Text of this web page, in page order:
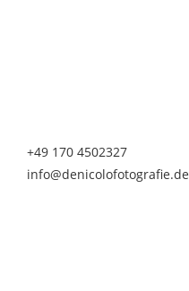
+49 170 4502327
info@denicolofotografie.de